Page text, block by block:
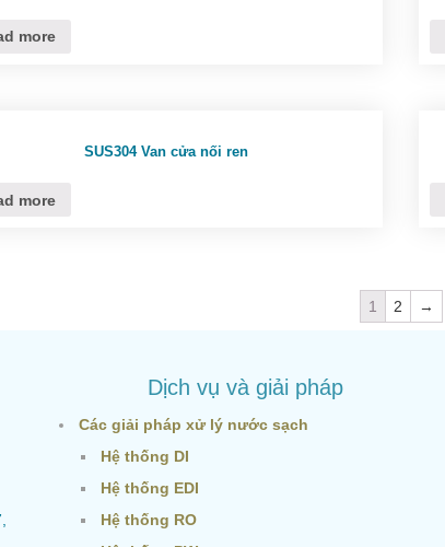
more
SUS304 Van cửa nối ren
more
1 2 →
Dịch vụ và giải pháp
Các giải pháp xử lý nước sạch
Hệ thống DI
Hệ thống EDI
Hệ thống RO